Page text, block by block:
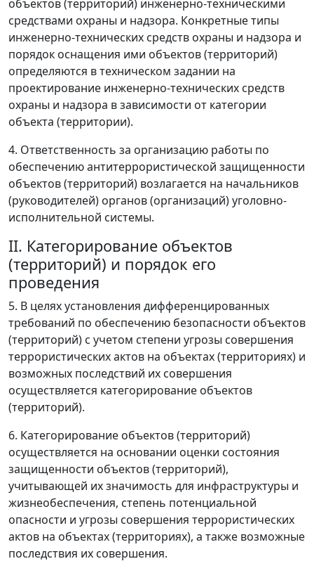
объектов (территорий) инженерно-техническими
средствами охраны и надзора. Конкретные типы
инженерно-технических средств охраны и надзора и
порядок оснащения ими объектов (территорий)
определяются в техническом задании на
проектирование инженерно-технических средств
охраны и надзора в зависимости от категории
объекта (территории).
4. Ответственность за организацию работы по
обеспечению антитеррористической защищенности
объектов (территорий) возлагается на начальников
(руководителей) органов (организаций) уголовно-
исполнительной системы.
II. Категорирование объектов
(территорий) и порядок его
проведения
5. В целях установления дифференцированных
требований по обеспечению безопасности объектов
(территорий) с учетом степени угрозы совершения
террористических актов на объектах (территориях) и
возможных последствий их совершения
осуществляется категорирование объектов
(территорий).
6. Категорирование объектов (территорий)
осуществляется на основании оценки состояния
защищенности объектов (территорий),
учитывающей их значимость для инфраструктуры и
жизнеобеспечения, степень потенциальной
опасности и угрозы совершения террористических
актов на объектах (территориях), а также возможные
последствия их совершения.